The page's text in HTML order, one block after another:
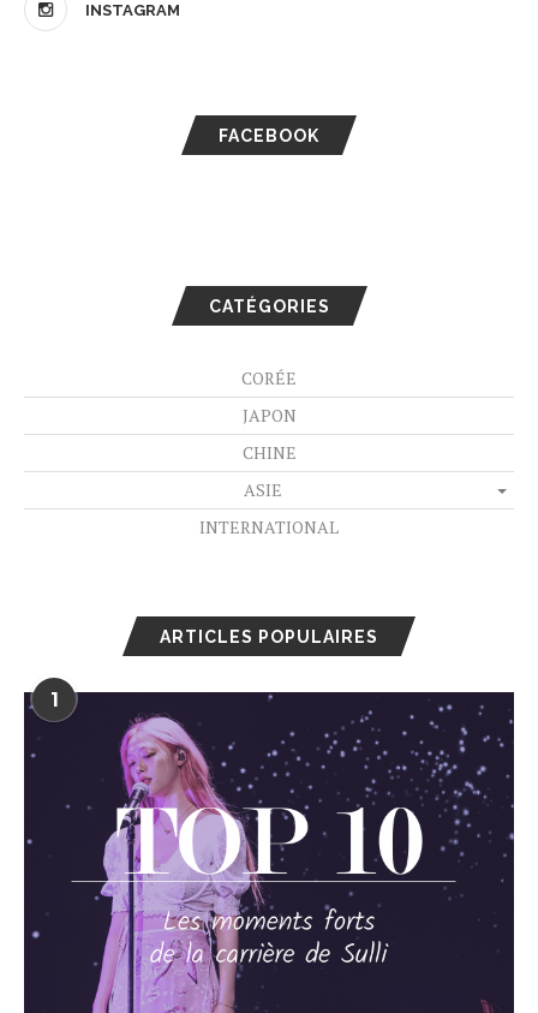
INSTAGRAM
FACEBOOK
CATÉGORIES
CORÉE
JAPON
CHINE
ASIE
INTERNATIONAL
ARTICLES POPULAIRES
1